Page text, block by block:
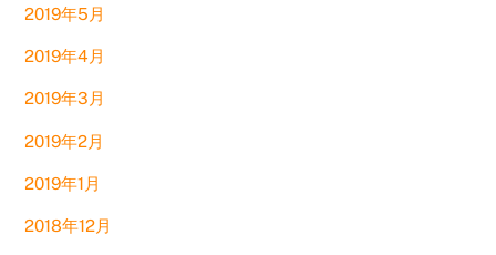
2019年5月
2019年4月
2019年3月
2019年2月
2019年1月
2018年12月